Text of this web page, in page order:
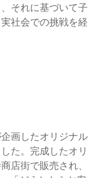
それに基づいて子
社会での挑戦を経
画したオリジナル
た。完成したオリ
店街で販売され、